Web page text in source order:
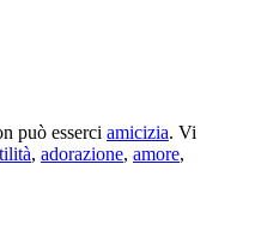
può esserci amicizia. Vi
, adorazione, amore,